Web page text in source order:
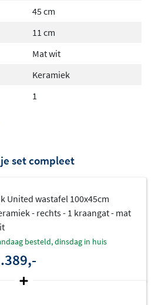
van 11 centimeter in
wit, mat wit en mat zwart
overloopsysteem
kraangat, geschikt voor
keuze uit links of rechts
en kranen
keramiek
45 cm
11 cm
Mat wit
Keramiek
1
set compleet
United wastafel 100x45cm
- rechts - 1 kraangat - mat
besteld, dinsdag in huis